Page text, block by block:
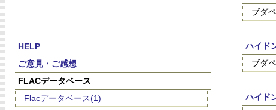
HELP
ご意見・ご感想
FLACデータベース
Flacデータベース(1)
ブダ
ハイド
ブダ
ハイド